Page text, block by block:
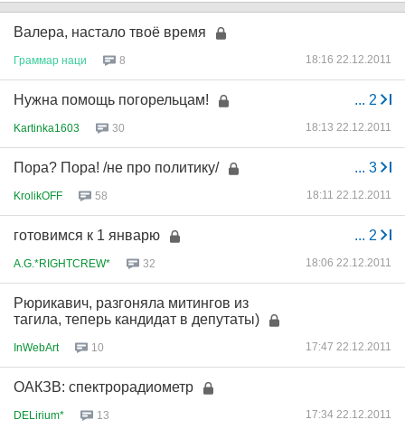
Валера, настало твоё время
Граммар наци 8 18:16 22.12.2011
... 2
Нужна помощь погорельцам!
Kartinka1603 30 18:13 22.12.2011
... 3
Пора? Пора! /не про политику/
KrolikOFF 58 18:11 22.12.2011
... 2
готовимся к 1 январю
A.G.*RIGHTCREW* 32 18:06 22.12.2011
Рюрикавич, разгоняла митингов из
тагила, теперь кандидат в депутаты)
InWebArt 10 17:47 22.12.2011
ОАКЗВ: спектрорадиометр
DELirium* 13 17:34 22.12.2011